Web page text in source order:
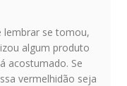
lembrar se tomou,
algum produto
acostumado. Se
vermelhidão seja